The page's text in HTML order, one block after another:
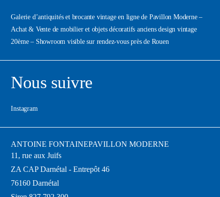
Galerie d’antiquités et brocante vintage en ligne de Pavillon Moderne –
Achat & Vente de mobilier et objets décoratifs anciens design vintage
20ème – Showroom visible sur rendez-vous près de Rouen
Nous suivre
Instagram
ANTOINE FONTAINEPAVILLON MODERNE
11, rue aux Juifs
ZA CAP Darnétal - Entrepôt 46
76160 Darnétal